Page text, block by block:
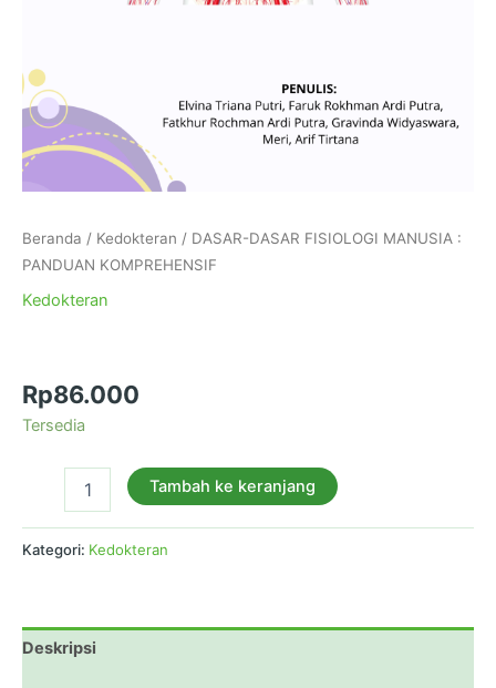
Beranda / Kedokteran / DASAR-DASAR FISIOLOGI MANUSIA :
PANDUAN KOMPREHENSIF
Kedokteran
Rp86.000
Tersedia
Tambah ke keranjang
Kategori: Kedokteran
Deskripsi